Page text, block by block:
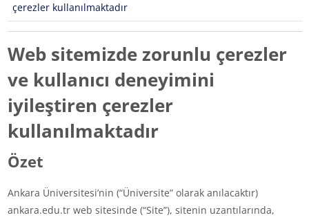
çerezler kullanılmaktadır
Web sitemizde zorunlu çerezler
ve kullanıcı deneyimini
iyileştiren çerezler
kullanılmaktadır
Özet
Ankara Üniversitesi’nin (“Üniversite” olarak anılacaktır)
ankara.edu.tr web sitesinde (“Site”), sitenin uzantılarında,